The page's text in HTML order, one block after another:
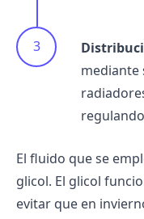
mediante
El fluido que se
glicol. El glicol
evitar que en